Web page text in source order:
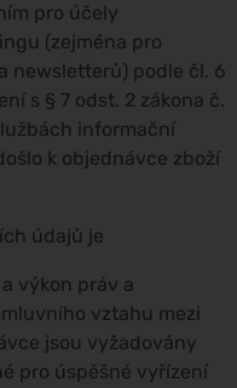
pro účely
(zejména pro
newsletterů) podle čl. 6
s § 7 odst. 2 zákona č.
informační
k objednávce zboží
údajů je
výkon práv a
vztahu mezi
jsou vyžadovány
pro úspěšné vyřízení